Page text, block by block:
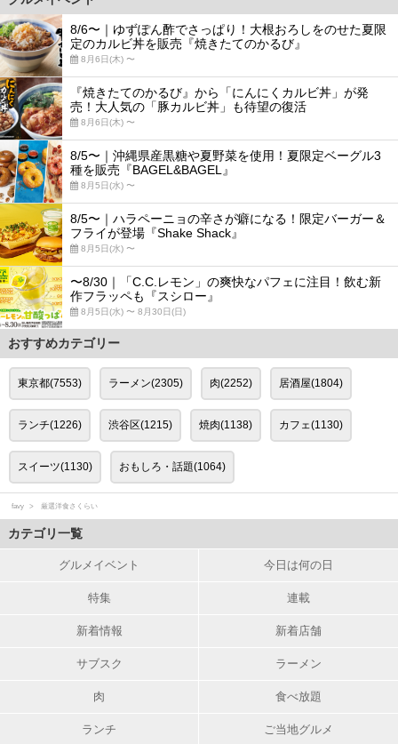
8/6〜｜ゆずぽん酢でさっぱり！大根おろしをのせた夏限
定のカルビ丼を販売『焼きたてのかるび』
8月6日(木) 〜
『焼きたてのかるび』から「にんにくカルビ丼」が発
売！大人気の「豚カルビ丼」も待望の復活
8月6日(木) 〜
8/5〜｜沖縄県産黒糖や夏野菜を使用！夏限定ベーグル3
種を販売『BAGEL&BAGEL』
8月5日(水) 〜
8/5〜｜ハラペーニョの辛さが癖になる！限定バーガー＆
フライが登場『Shake Shack』
8月5日(水) 〜
〜8/30｜「C.C.レモン」の爽快なパフェに注目！飲む新
作フラッペも『スシロー』
8月5日(水) 〜 8月30日(日)
おすすめカテゴリー
東京都(7553) ラーメン(2305) 肉(2252) 居酒屋(1804)
ランチ(1226) 渋谷区(1215) 焼肉(1138) カフェ(1130)
スイーツ(1130) おもしろ・話題(1064)
favy 厳選洋食さくらい
カテゴリ一覧
グルメイベント 今日は何の日
特集 連載
新着情報 新着店舗
サブスク ラーメン
肉 食べ放題
ランチ ご当地グルメ